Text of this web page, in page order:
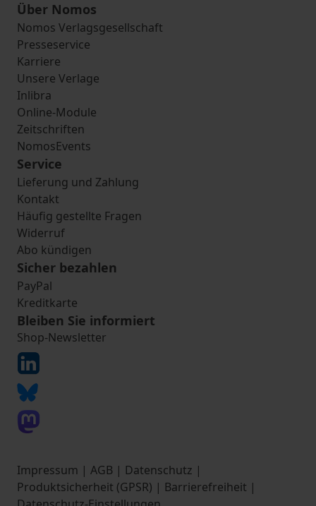
Über Nomos
Nomos Verlagsgesellschaft
Presseservice
Karriere
Unsere Verlage
Inlibra
Online-Module
Zeitschriften
NomosEvents
Service
Lieferung und Zahlung
Kontakt
Häufig gestellte Fragen
Widerruf
Abo kündigen
Sicher bezahlen
PayPal
Kreditkarte
Bleiben Sie informiert
Shop-Newsletter
Impressum | AGB | Datenschutz |
Produktsicherheit (GPSR) | Barrierefreiheit |